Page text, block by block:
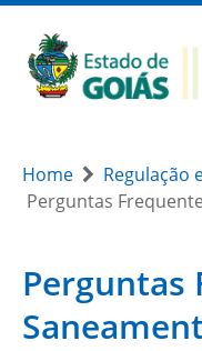
Home Regulação
Perguntas
Perguntas